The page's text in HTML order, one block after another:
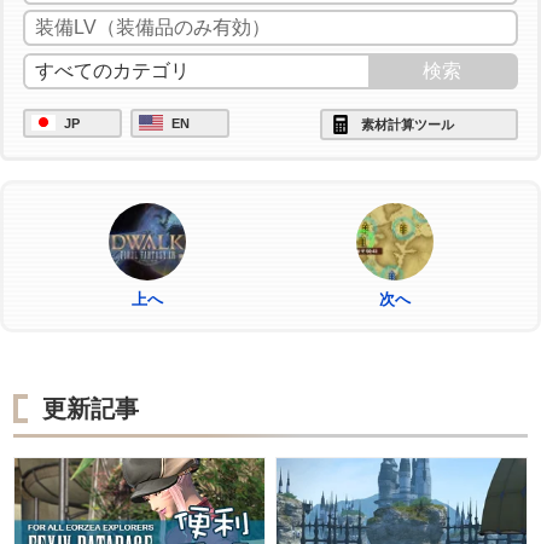
JP EN 素材計算ツール
上へ 次へ
更新記事